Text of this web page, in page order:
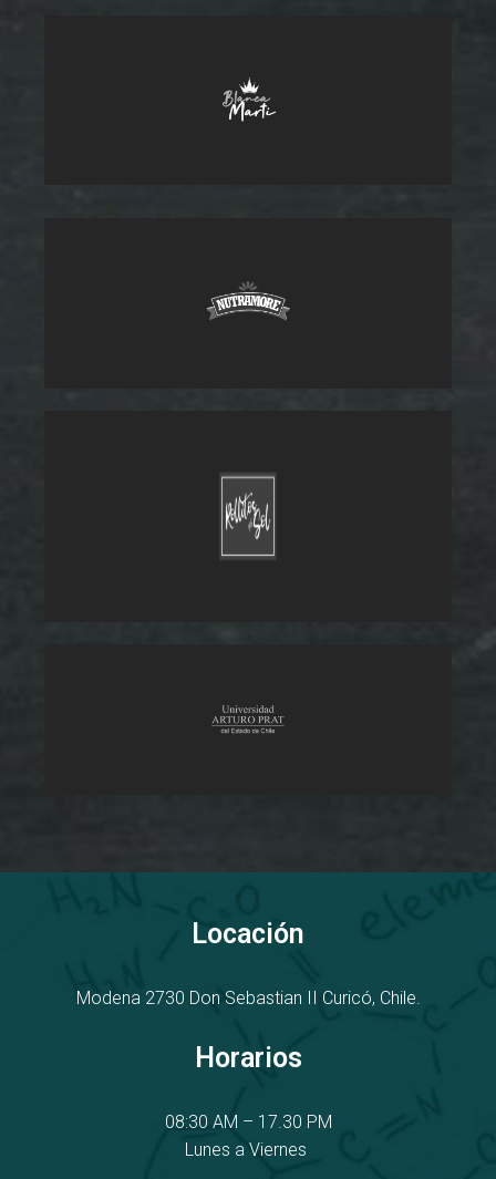
Locación
Modena 2730 Don Sebastian II Curicó, Chile.
Horarios
08:30 AM – 17.30 PM
Lunes a Viernes